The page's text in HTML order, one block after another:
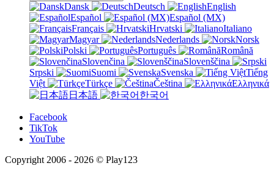
Dansk Deutsch
English
Español
Español (MX)
Français
Hrvatski
Italiano
Magyar
Nederlands
Norsk
Polski
Português
Română
Slovenčina
Slovenščina
Srpski
Suomi Svenska
Tiếng
Việt
Türkçe Čeština
Ελληνικά
日本語
한국어
Facebook
TikTok
YouTube
Copyright 2006 - 2026 © Play123